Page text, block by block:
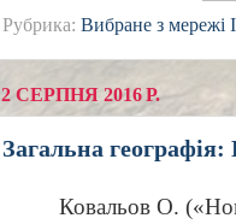
Рубрика: Вибране з мережі
2 СЕРПНЯ 2016 Р.
Загальна географія:
Ковальов О.